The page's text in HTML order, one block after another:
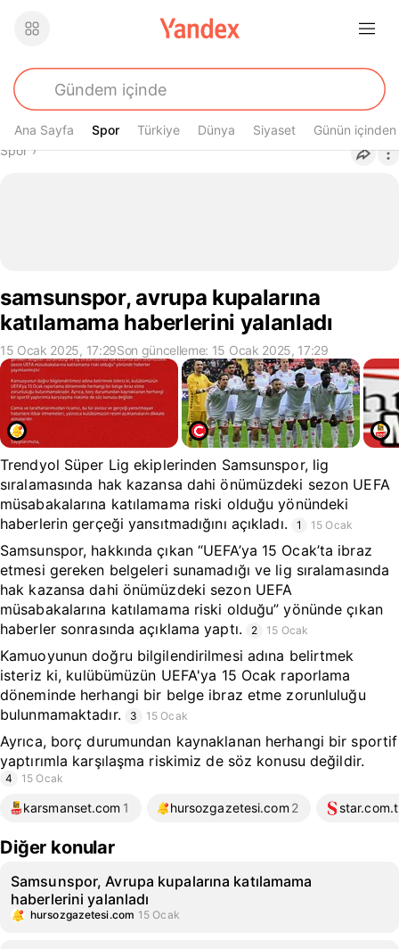
Ana Sayfa Spor
Spor Türkiye Dünya Siyaset Günün içinden
Buradasın
Spor›
samsunspor, avrupa kupalarına
katılamama haberlerini yalanladı
15 Ocak 2025, 17:29Son güncelleme: 15 Ocak 2025, 17:29
Trendyol Süper Lig ekiplerinden Samsunspor, lig
sıralamasında hak kazansa dahi önümüzdeki sezon UEFA
müsabakalarına katılamama riski olduğu yönündeki
haberlerin gerçeği yansıtmadığını açıkladı.
1 15 Ocak
Samsunspor, hakkında çıkan “UEFA’ya 15 Ocak’ta ibraz
etmesi gereken belgeleri sunamadığı ve lig sıralamasında
hak kazansa dahi önümüzdeki sezon UEFA
müsabakalarına katılamama riski olduğu” yönünde çıkan
haberler sonrasında açıklama yaptı.
2 15 Ocak
Kamuoyunun doğru bilgilendirilmesi adına belirtmek
isteriz ki, kulübümüzün UEFA'ya 15 Ocak raporlama
döneminde herhangi bir belge ibraz etme zorunluluğu
bulunmamaktadır.
3 15 Ocak
Ayrıca, borç durumundan kaynaklanan herhangi bir sportif
yaptırımla karşılaşma riskimiz de söz konusu değildir.
4 15 Ocak
karsmanset.com 1 hursozgazetesi.com 2
Diğer konular
Samsunspor, Avrupa kupalarına katılamama
haberlerini yalanladı
hursozgazetesi.com 15 Ocak